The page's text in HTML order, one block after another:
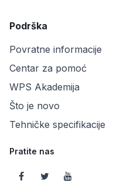
Podrška
Povratne informacije
Centar za pomoć
WPS Akademija
Što je novo
Tehničke specifikacije
Pratite nas